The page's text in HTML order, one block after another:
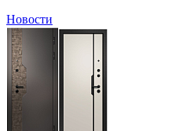
Новости